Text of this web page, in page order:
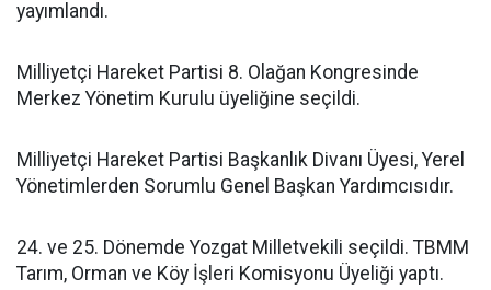
yayımlandı.
Milliyetçi Hareket Partisi 8. Olağan Kongresinde
Merkez Yönetim Kurulu üyeliğine seçildi.
Milliyetçi Hareket Partisi Başkanlık Divanı Üyesi, Yerel
Yönetimlerden Sorumlu Genel Başkan Yardımcısıdır.
24. ve 25. Dönemde Yozgat Milletvekili seçildi. TBMM
Tarım, Orman ve Köy İşleri Komisyonu Üyeliği yaptı.